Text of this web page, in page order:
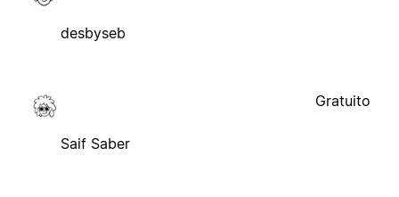
desbyseb
Saif Saber
Gratuito